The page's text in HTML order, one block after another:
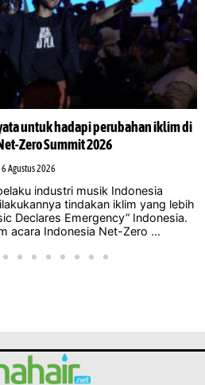
untuk hadapi perubahan iklim di
Zero Summit 2026
6 Agustus 2026
industri musik Indonesia
tindakan iklim yang lebih
Declares Emergency” Indonesia.
acara Indonesia Net-Zero ...